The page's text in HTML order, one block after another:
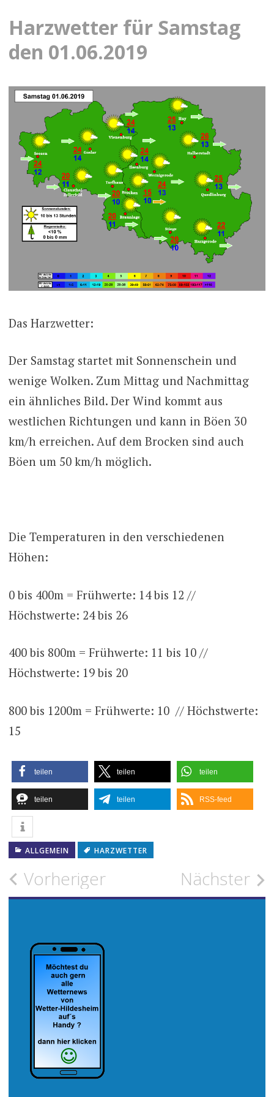
Harzwetter für Samstag
den 01.06.2019
Das Harzwetter:
Der Samstag startet mit Sonnenschein und
wenige Wolken. Zum Mittag und Nachmittag
ein ähnliches Bild. Der Wind kommt aus
westlichen Richtungen und kann in Böen 30
km/h erreichen. Auf dem Brocken sind auch
Böen um 50 km/h möglich.
Die Temperaturen in den verschiedenen
Höhen:
0 bis 400m = Frühwerte: 14 bis 12 //
Höchstwerte: 24 bis 26
400 bis 800m = Frühwerte: 11 bis 10 //
Höchstwerte: 19 bis 20
800 bis 1200m = Frühwerte: 10 // Höchstwerte:
15
teilen teilen teilen
teilen teilen RSS-feed
ALLGEMEIN HARZWETTER
Beitragsnavigation
Vorheriger Nächster